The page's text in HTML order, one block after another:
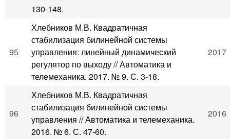
130-148.
95
Хлебников М.В. Квадратичная
стабилизация билинейной системы
управления: линейный динамический
регулятор по выходу // Автоматика и
телемеханика. 2017. № 9. С. 3-18.
2017
96
Хлебников М.В. Квадратичная
стабилизация билинейной системы
управления // Автоматика и телемеханика.
2016. № 6. С. 47-60.
2016